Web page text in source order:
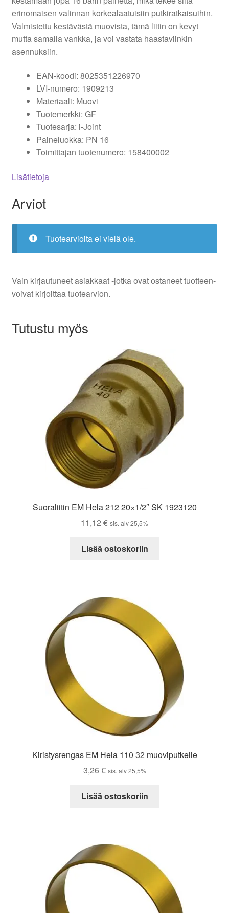
erinomaisen valinnan korkealaatuisiin putkiratkaisuihin.
Valmistettu kestävästä muovista, tämä liitin on kevyt
mutta samalla vankka, ja voi vastata haastaviinkin
asennuksiin.
EAN-koodi: 8025351226970
LVI-numero: 1909213
Materiaali: Muovi
Tuotemerkki: GF
Tuotesarja: i-Joint
Paineluokka: PN 16
Toimittajan tuotenumero: 158400002
Lisätietoja
Arviot
Tuotearvioita ei vielä ole.
Vain kirjautuneet asiakkaat -jotka ovat ostaneet tuotteen-
voivat kirjoittaa tuotearvion.
Tutustu myös
Suoraliitin EM Hela 212 20×1/2″ SK 1923120
11,12 € sis. alv 25,5%
Lisää ostoskoriin
Kiristysrengas EM Hela 110 32 muoviputkelle
3,26 € sis. alv 25,5%
Lisää ostoskoriin